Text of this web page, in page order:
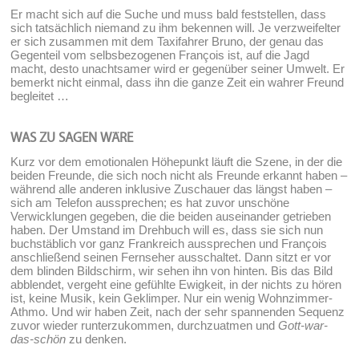
Er macht sich auf die Suche und muss bald feststellen, dass
sich tatsächlich niemand zu ihm bekennen will. Je verzweifelter
er sich zusammen mit dem Taxifahrer Bruno, der genau das
Gegenteil vom selbsbezogenen François ist, auf die Jagd
macht, desto unachtsamer wird er gegenüber seiner Umwelt. Er
bemerkt nicht einmal, dass ihn die ganze Zeit ein wahrer Freund
begleitet …
WAS ZU SAGEN WÄRE
Kurz vor dem emotionalen Höhepunkt läuft die Szene, in der die
beiden Freunde, die sich noch nicht als Freunde erkannt haben –
während alle anderen inklusive Zuschauer das längst haben –
sich am Telefon aussprechen; es hat zuvor unschöne
Verwicklungen gegeben, die die beiden auseinander getrieben
haben. Der Umstand im Drehbuch will es, dass sie sich nun
buchstäblich vor ganz Frankreich aussprechen und François
anschließend seinen Fernseher ausschaltet. Dann sitzt er vor
dem blinden Bildschirm, wir sehen ihn von hinten. Bis das Bild
abblendet, vergeht eine gefühlte Ewigkeit, in der nichts zu hören
ist, keine Musik, kein Geklimper. Nur ein wenig Wohnzimmer-
Athmo. Und wir haben Zeit, nach der sehr spannenden Sequenz
zuvor wieder runterzukommen, durchzuatmen undGott-war-
das-schön zu denken.